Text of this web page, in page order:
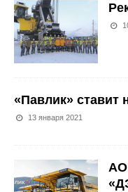
«Павлик» ставит
13 января 2021